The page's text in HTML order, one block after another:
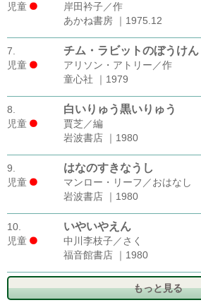
児童
岸田衿子／作
あかね書房 ｜1975.12
7.
児童
チム・ラビットのぼうけん
アリソン・アトリー／作
童心社 ｜1979
8.
児童
白いりゅう黒いりゅう
賈芝／編
岩波書店 ｜1980
9.
児童
はなのすきなうし
マンロー・リーフ／おはなし
岩波書店 ｜1980
10.
児童
いやいやえん
中川李枝子／さく
福音館書店 ｜1980
もっと見る